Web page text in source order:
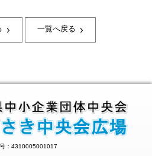
› 一覧へ戻る ›
：4310005001017